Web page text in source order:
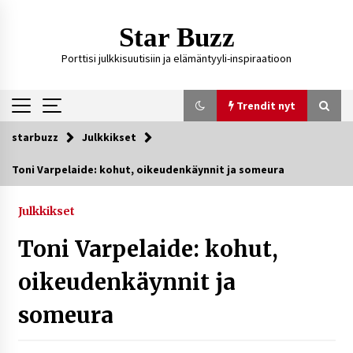
Star Buzz
Porttisi julkkisuutisiin ja elämäntyyli-inspiraatioon
Trendit nyt
Trendit nyt
Ali Leiniö vankila – mitä väitteistä tiedetään?
4 päivää sitten
starbuzz Julkkikset
Toni Varpelaide: kohut, oikeudenkäynnit ja someura
Julkkikset
Toni Varpelaide: kohut,
oikeudenkäynnit ja
someura